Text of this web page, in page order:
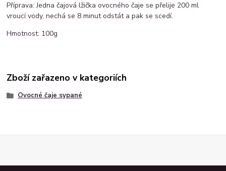
Příprava: Jedna čajová lžička ovocného čaje se přelije 200 ml
vroucí vody, nechá se 8 minut odstát a pak se scedí.
Hmotnost: 100g
Zboží zařazeno v kategoriích
Ovocné čaje sypané